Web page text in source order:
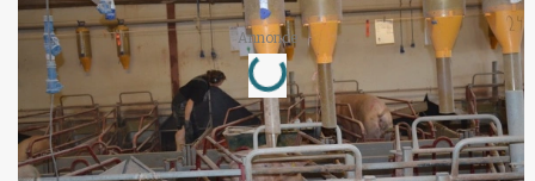
Annonce
Loading...